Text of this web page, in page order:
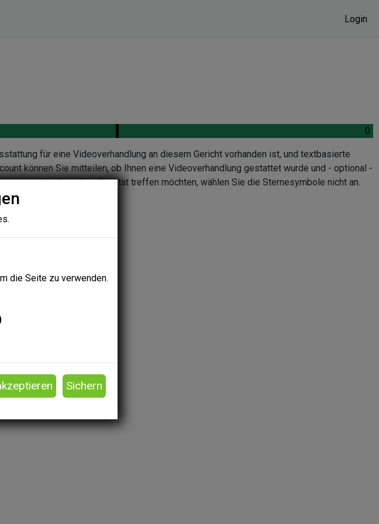
Login
0
für eine Videoverhandlung an diesem Gericht vorhanden ist, und textbasierte
können Sie mitteilen, ob Ihnen eine Videoverhandlung gestattet wurde und - optional -
zur technischen Qualität treffen möchten, wählen Sie die Sternesymbole nicht an.
angeben.
die Seite zu verwenden.